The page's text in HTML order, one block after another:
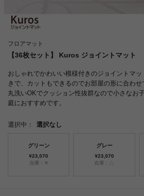
フロアマット
【36枚セット】 Kuros ジョイントマット
おしゃれでかわいい模様付きのジョイントマ
きで、カットもできるのでお部屋の形に合わせ
丸洗いOKでクッション性抜群なので小さなお
庭におすすめです。
選択中： 選択なし
グリーン
¥23,070
在庫：✕
グレー
¥23,070
在庫：△